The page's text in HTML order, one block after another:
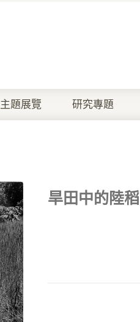
主題展覽 研究專題
旱田中的陸稻